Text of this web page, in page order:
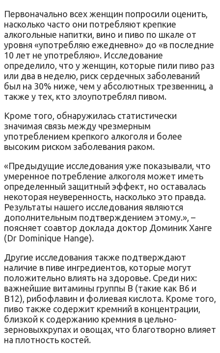
Первоначально всех женщин попросили оценить,
насколько часто они потребляют крепкие
алкогольные напитки, вино и пиво по шкале от
уровня «употребляю ежедневно» до «в последние
10 лет не употребляю». Исследование
определило, что у женщин, которые пили пиво раз
или два в неделю, риск сердечных заболеваний
был на 30% ниже, чем у абсолютных трезвенниц, а
также у тех, кто злоупотреблял пивом.
Кроме того, обнаружилась статистически
значимая связь между чрезмерным
употреблением крепкого алкоголя и более
высоким риском заболевания раком.
«Предыдущие исследования уже показывали, что
умеренное потребление алкоголя может иметь
определенный защитный эффект, но оставалась
некоторая неуверенность, насколько это правда.
Результаты нашего исследования являются
дополнительным подтверждением этому.», –
поясняет соавтор доклада доктор Доминик Ханге
(Dr Dominique Hange).
Другие исследования также подтверждают
наличие в пиве ингредиентов, которые могут
положительно влиять на здоровье. Среди них:
важнейшие витамины группы В (такие как В6 и
В12), рибофлавин и фолиевая кислота. Кроме того,
пиво также содержит кремний в концентрации,
близкой к содержанию кремния в цельно-
зерновыхкрупах и овощах, что благотворно влияет
на плотность костей.